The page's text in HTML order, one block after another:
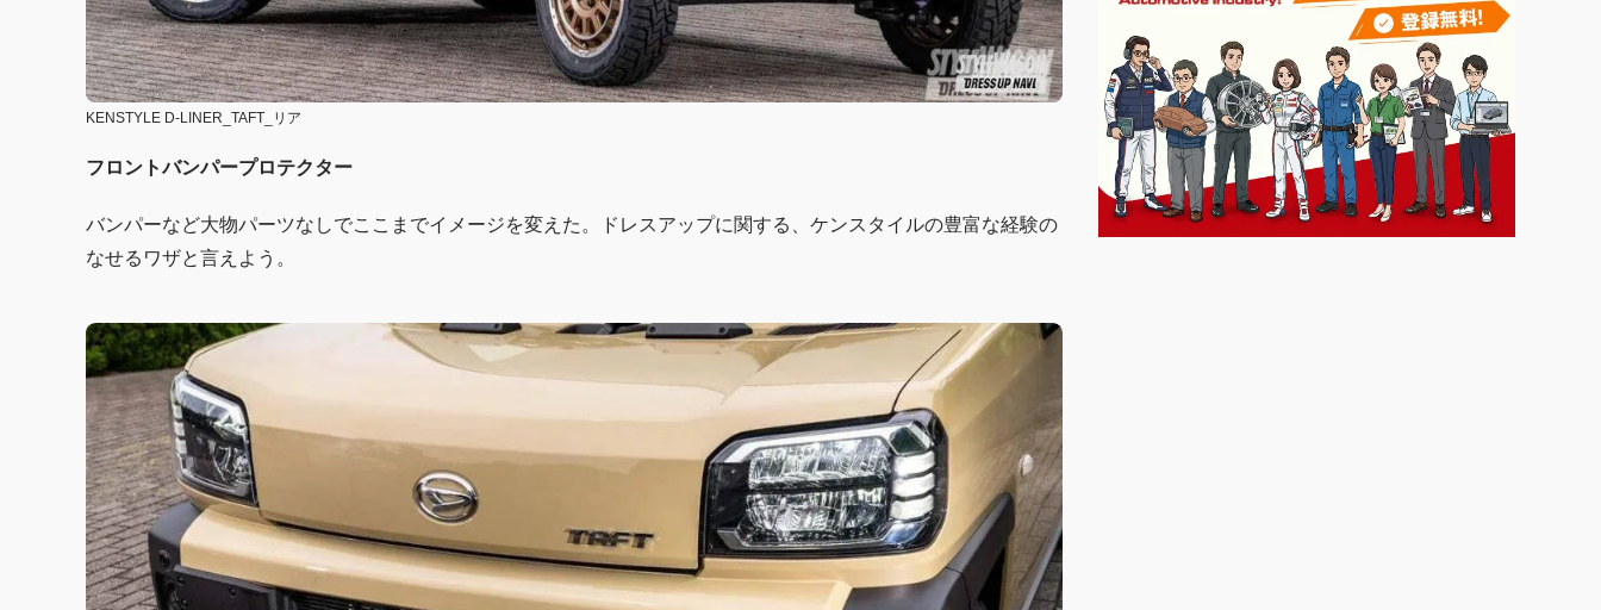
KENSTYLE D-LINER_TAFT_リア
フロントバンパープロテクター
バンパーなど大物パーツなしでここまでイメージを変えた。ドレスアップに関する、ケンスタイルの豊富な経験の
なせるワザと言えよう。